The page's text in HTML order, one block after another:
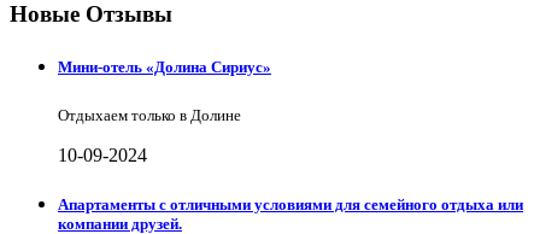
Новые Отзывы
Мини-отель «Долина Сириус»
Отдыхаем только в Долине
10-09-2024
Апартаменты с отличными условиями для семейного отдыха или
компании друзей.